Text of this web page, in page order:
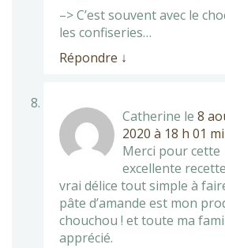
–> C’est souvent avec le
les confiseries…
Répondre ↓
Catherine le 8
2020 à 18 h 01
Merci pour cette
excellente
vrai délice tout simple à
pâte d’amande est mon
chouchou ! et toute ma
apprécié.